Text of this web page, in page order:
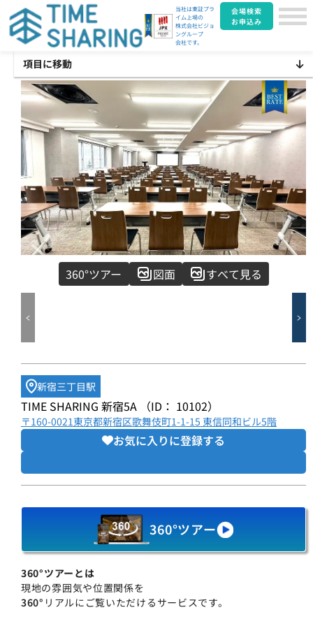
当社は東証プラ
イム上場の
株式会社ビジョ
ングループ
会社です。
会場検索
お申込み
項目に移動
of
360°ツアー 図面 すべて見る
新宿三丁目駅
TIME SHARING 新宿5A （ID： 10102）
〒160-0021東京都新宿区歌舞伎町1-1-15 東信同和ビル5階
お気に入りに登録する
360°ツアー
360°ツアーとは
現地の雰囲気や位置関係を
360° リアルにご覧いただけるサービスです。